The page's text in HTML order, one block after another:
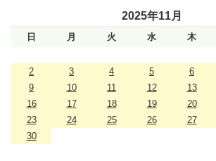
2025年11月
日 月 火 水 木
2
3 4 5 6
9
10 11 12 13
16
17 18 19 20
23
24 25 26 27
30